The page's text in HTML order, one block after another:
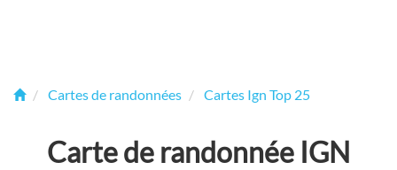
Cartes de randonnées Cartes Ign Top 25
Carte de randonnée IGN